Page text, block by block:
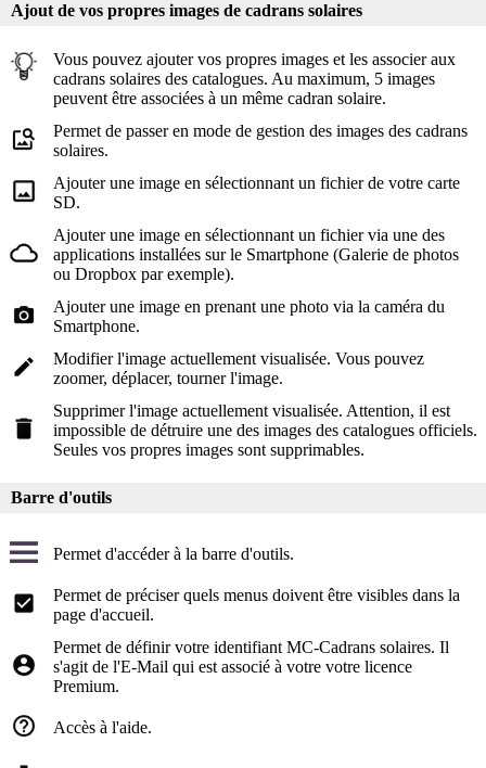
Ajout de vos propres images de cadrans solaires
Vous pouvez ajouter vos propres images et les associer aux
cadrans solaires des catalogues. Au maximum, 5 images
peuvent être associées à un même cadran solaire.
Permet de passer en mode de gestion des images des cadrans
solaires.
Ajouter une image en sélectionnant un fichier de votre carte
SD.
Ajouter une image en sélectionnant un fichier via une des
applications installées sur le Smartphone (Galerie de photos
ou Dropbox par exemple).
Ajouter une image en prenant une photo via la caméra du
Smartphone.
Modifier l'image actuellement visualisée. Vous pouvez
zoomer, déplacer, tourner l'image.
Supprimer l'image actuellement visualisée. Attention, il est
impossible de détruire une des images des catalogues officiels.
Seules vos propres images sont supprimables.
Barre d'outils
Permet d'accéder à la barre d'outils.
Permet de préciser quels menus doivent être visibles dans la
page d'accueil.
Permet de définir votre identifiant MC-Cadrans solaires. Il
s'agit de l'E-Mail qui est associé à votre votre licence
Premium.
Accès à l'aide.